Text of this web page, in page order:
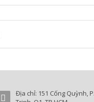
Địa chỉ: 151 Cống Quỳnh,